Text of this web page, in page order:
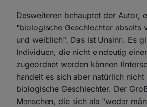
Desweiteren behauptet der Autor,
"biologische Geschlechter abseits
und weiblich". Das ist Unsinn. Es
Individuen, die nicht eindeutig
zugeordnet werden können
handelt es sich aber natürlich nicht
biologische Geschlechter. Der
Menschen, die sich als "weder